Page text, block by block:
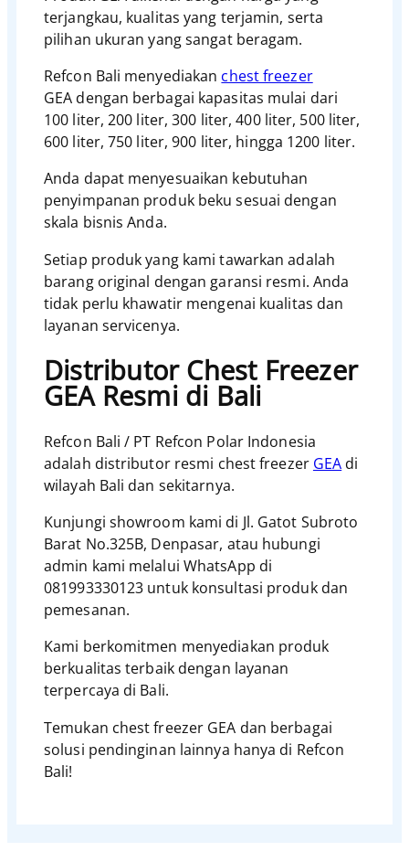
terjangkau, kualitas yang terjamin, serta
pilihan ukuran yang sangat beragam.
Refcon Bali menyediakan chest freezer
GEA dengan berbagai kapasitas mulai dari
100 liter, 200 liter, 300 liter, 400 liter, 500 liter,
600 liter, 750 liter, 900 liter, hingga 1200 liter.
Anda dapat menyesuaikan kebutuhan
penyimpanan produk beku sesuai dengan
skala bisnis Anda.
Setiap produk yang kami tawarkan adalah
barang original dengan garansi resmi. Anda
tidak perlu khawatir mengenai kualitas dan
layanan servicenya.
Distributor Chest Freezer
GEA Resmi di Bali
Refcon Bali / PT Refcon Polar Indonesia
adalah distributor resmi chest freezer GEA di
wilayah Bali dan sekitarnya.
Kunjungi showroom kami di Jl. Gatot Subroto
Barat No.325B, Denpasar, atau hubungi
admin kami melalui WhatsApp di
081993330123 untuk konsultasi produk dan
pemesanan.
Kami berkomitmen menyediakan produk
berkualitas terbaik dengan layanan
terpercaya di Bali.
Temukan chest freezer GEA dan berbagai
solusi pendinginan lainnya hanya di Refcon
Bali!